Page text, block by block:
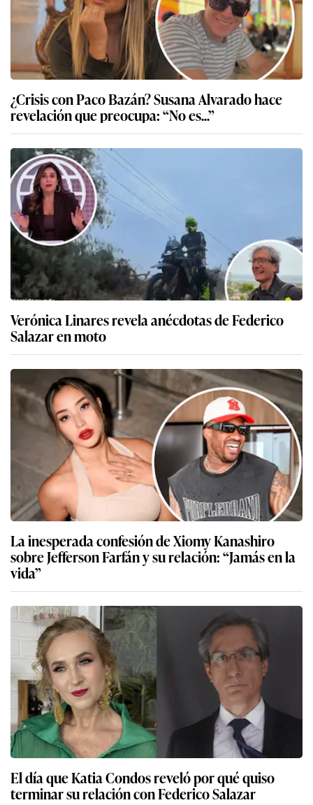
¿Crisis con Paco Bazán? Susana Alvarado hace
revelación que preocupa: “No es...”
Verónica Linares revela anécdotas de Federico
Salazar en moto
La inesperada confesión de Xiomy Kanashiro
sobre Jefferson Farfán y su relación: “Jamás en la
vida”
El día que Katia Condos reveló por qué quiso
terminar su relación con Federico Salazar